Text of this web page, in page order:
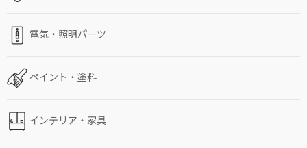
電気・照明パーツ
ペイント・塗料
インテリア・家具